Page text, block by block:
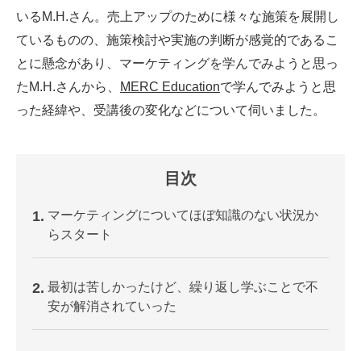
いるM.H.さん。売上アップのために様々な施策を展開し
ているものの、施策検討や実施の判断が感覚的であるこ
とに懸念があり、マーケティングを学んでみようと思っ
たM.H.さんから、
MERC Educationで学んでみようと思
った経緯や、受講後の変化などについて伺いました。
目次
1 マーケティングについてほぼ知識のない状況か
らスタート
2 最初は苦しかったけど、繰り返し学ぶことで不
安が解消されていった